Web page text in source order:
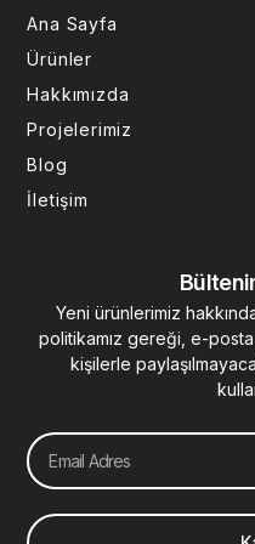
Ana Sayfa
Ürünler
Hakkımızda
Projelerimiz
Blog
İletişim
Yeni ürünlerimiz
politikamız gereği, e-
kişilerle
Email